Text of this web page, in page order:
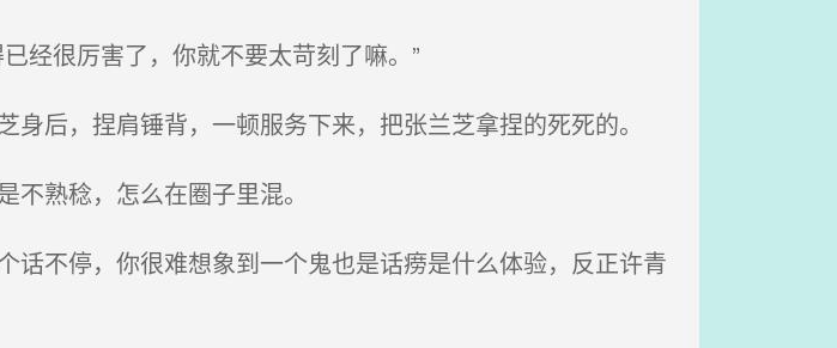
经很厉害了，你就不要太苛刻了嘛。”
后，捏肩锤背，一顿服务下来，把张兰芝拿捏的死死的。
熟稔，怎么在圈子里混。
不停，你很难想象到一个鬼也是话痨是什么体验，反正许青